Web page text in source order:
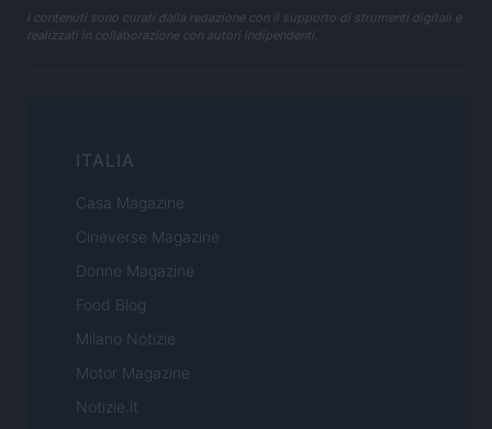
I contenuti sono curati dalla redazione con il supporto di strumenti digitali e
realizzati in collaborazione con autori indipendenti.
ITALIA
Casa Magazine
Cineverse Magazine
Donne Magazine
Food Blog
Milano Notizie
Motor Magazine
Notizie.it